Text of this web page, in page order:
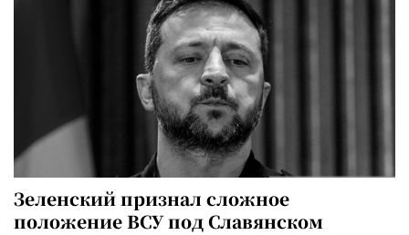
Зеленский признал сложное
положение ВСУ под Славянском